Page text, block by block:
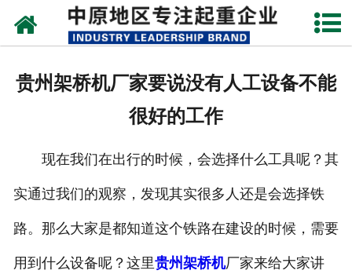
网站首页
企业视频
成功案例
贵州架桥机厂家要说没有人工设备不能
很好的工作
现在我们在出行的时候，会选择什么工具呢？其
实通过我们的观察，发现其实很多人还是会选择铁
路。那么大家是都知道这个铁路在建设的时候，需要
用到什么设备呢？这里贵州架桥机厂家来给大家讲